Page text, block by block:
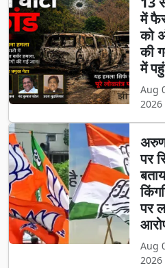
में
को
की
में
Aug
2026
अरुण
पर
पर
Aug
2026